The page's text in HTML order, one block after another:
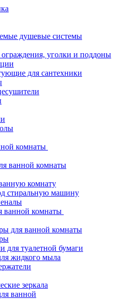
душевые системы
уголки и поддоны
для сантехники
комнаты
ванной комнаты
комнату
стиральную машину
ванной комнаты
для ванной комнаты
для туалетной бумаги
жидкого мыла
зеркала
ванной